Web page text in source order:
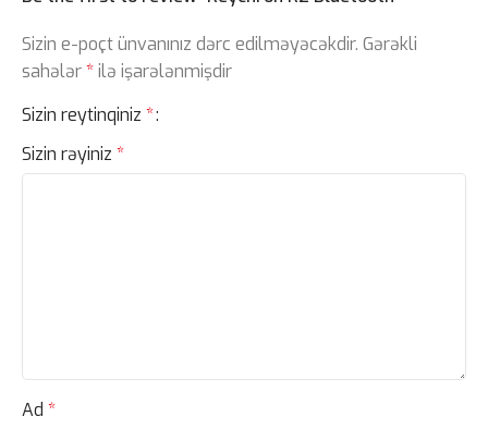
Sizin e-poçt ünvanınız dərc edilməyəcəkdir. Gərəkli
sahələr*ilə işarələnmişdir
Sizin reytinqiniz *
Sizin rəyiniz *
Ad *